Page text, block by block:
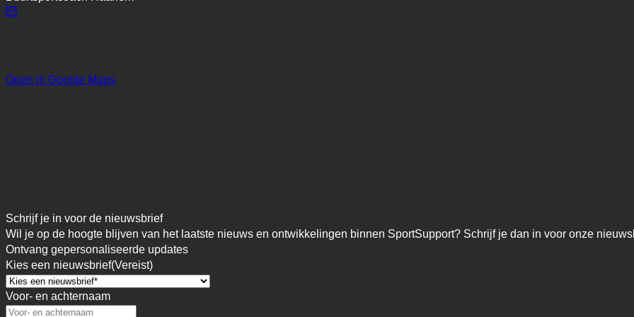
Open in Google Maps
Schrijf je in voor de nieuwsbrief
Wil je op de hoogte blijven van het laatste nieuws en ontwikkelingen binnen SportSupport? Schrijf je dan in voor onze
Ontvang gepersonaliseerde updates
Kies een nieuwsbrief(Vereist)
Voor- en achternaam